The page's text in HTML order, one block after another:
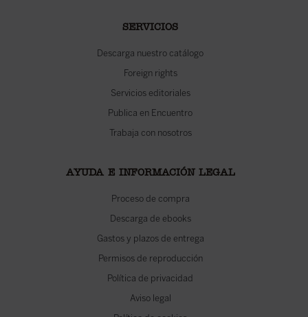
SERVICIOS
Descarga nuestro catálogo
Foreign rights
Servicios editoriales
Publica en Encuentro
Trabaja con nosotros
AYUDA E INFORMACIÓN LEGAL
Proceso de compra
Descarga de ebooks
Gastos y plazos de entrega
Permisos de reproducción
Política de privacidad
Aviso legal